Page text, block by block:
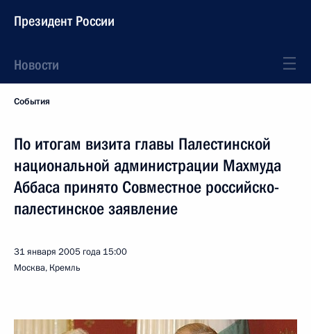
Президент России
Новости
События
По итогам визита главы Палестинской
национальной администрации Махмуда
Аббаса принято Совместное российско-
палестинское заявление
31 января 2005 года 15:00
Москва, Кремль